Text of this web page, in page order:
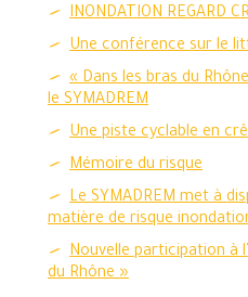
INONDATION REGARD
Une conférence sur le
« Dans les bras du
le SYMADREM
Une piste cyclable en
Mémoire du risque
Le SYMADREM met à
matière de risque
Nouvelle participation à
du Rhône »